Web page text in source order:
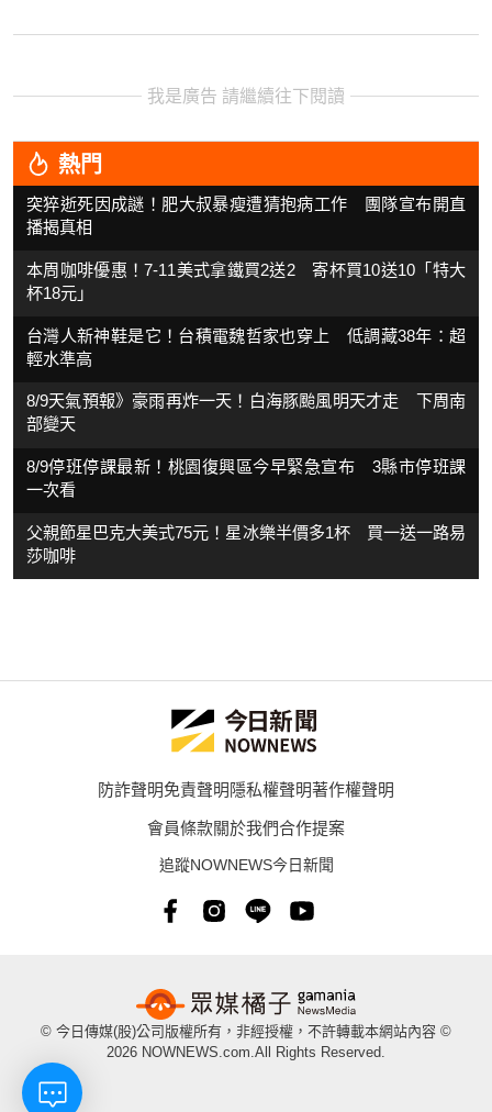
我是廣告 請繼續往下閱讀
熱門
突猝逝死因成謎！肥大叔暴瘦遭猜抱病工作 團隊宣布開直
播揭真相
本周咖啡優惠！7-11美式拿鐵買2送2 寄杯買10送10「特大
杯18元」
台灣人新神鞋是它！台積電魏哲家也穿上 低調藏38年：超
輕水準高
8/9天氣預報》豪雨再炸一天！白海豚颱風明天才走 下周南
部變天
8/9停班停課最新！桃園復興區今早緊急宣布 3縣市停班課
一次看
父親節星巴克大美式75元！星冰樂半價多1杯 買一送一路易
莎咖啡
防詐聲明免責聲明隱私權聲明著作權聲明
會員條款關於我們合作提案
追蹤NOWNEWS今日新聞
© 今日傳媒(股)公司版權所有，非經授權，不許轉載本網站內容 ©
2026 NOWNEWS.com.All Rights Reserved.